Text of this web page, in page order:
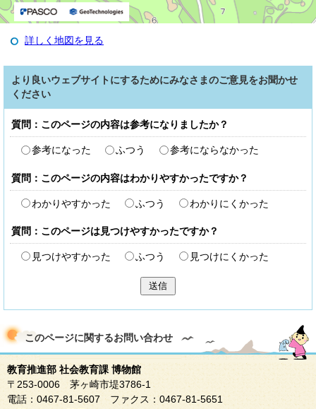
詳しく地図を見る
より良いウェブサイトにするためにみなさまのご意見をお聞かせ
ください
質問：このページの内容は参考になりましたか？
参考になった ふつう 参考にならなかった
質問：このページの内容はわかりやすかったですか？
わかりやすかった ふつう わかりにくかった
質問：このページは見つけやすかったですか？
見つけやすかった ふつう 見つけにくかった
送信
このページに関するお問い合わせ
教育推進部 社会教育課 博物館
〒253-0006 茅ヶ崎市堤3786-1
電話：0467-81-5607 ファクス：0467-81-5651